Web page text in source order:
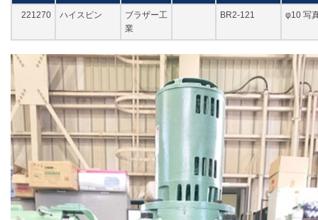
221270 ハイスピン
ブラザー工
業
BR2-121 φ10 写